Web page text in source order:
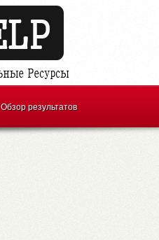
Обзор результатов